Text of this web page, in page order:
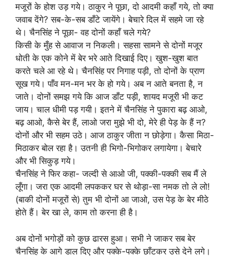
मजूरों के होश उड़ गये। ठाकुर ने पूछा, दो आदमी कहाँ गये, तो क्या
जवाब देंगे? सब-के-सब डाँटे जायेंगे। बेचारे दिल में सहमे जा रहे
थे। चैनसिंह ने पूछा- वह दोनों कहाँ चले गये?
किसी के मुँह से आवाज न निकली। सहसा सामने से दोनों मजूर
धोती के एक कोने में बेर भरे आते दिखाई दिए। खुश-खुश बात
करते चले आ रहे थे। चैनसिंह पर निगाह पड़ी, तो दोनों के प्राण
सूख गये। पाँव मन-मन भर के हो गये। अब न आते बनता है, न
जाते। दोनों समझ गये कि आज डाँट पड़ी, शायद मजूरी भी कट
जाय। चाल धीमी पड़ गयी। इतने में चैनसिंह ने पुकारा बढ़ आओ,
बढ़ आओ, कैसे बेर हैं, लाओ जरा मुझे भी दो, मेरे ही पेड़ के हैं न?
दोनों और भी सहम उठे। आज ठाकुर जीता न छोड़ेगा। कैसा मिठा-
मिठाकर बोल रहा है। उतनी ही भिगो-भिगोकर लगायेगा। बेचारे
और भी सिकुड़ गये।
चैनसिंह ने फिर कहा- जल्दी से आओ जी, पक्की-पक्की सब मैं ले
लूँगा। जरा एक आदमी लपककर घर से थोड़ा-सा नमक तो ले लो!
(बाकी दोनों मजूरों से) तुम भी दोनों आ जाओ, उस पेड़ के बेर मीठे
होते हैं। बेर खा ले, काम तो करना ही है।
अब दोनों भगोड़ों को कुछ ढारस हुआ। सभी ने जाकर सब बेर
चैनसिंह के आगे डाल दिए और पक्के-पक्के छाँटकर उसे देने लगे।